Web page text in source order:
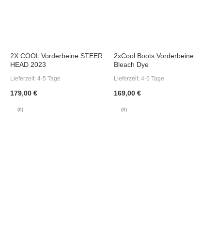
2X COOL Vorderbeine STEER
HEAD 2023
Lieferzeit: 4-5 Tage
179,00 €
(0)
2xCool Boots Vorderbeine
Bleach Dye
Lieferzeit: 4-5 Tage
169,00 €
(0)